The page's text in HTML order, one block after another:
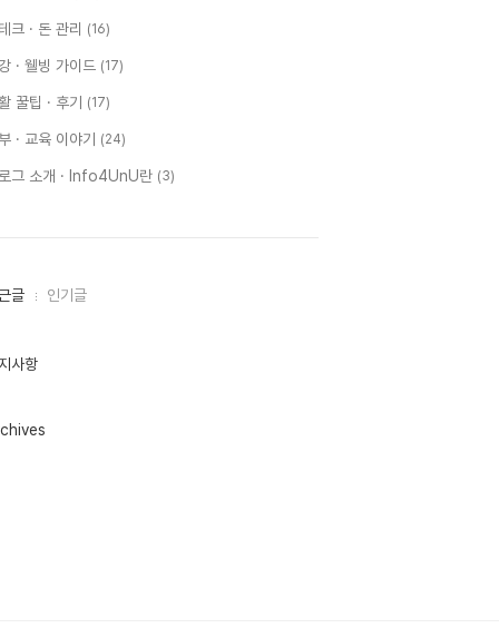
크 · 돈 관리 (16)
· 웰빙 가이드 (17)
꿀팁 · 후기 (17)
· 교육 이야기 (24)
그 소개 · Info4UnU란 (3)
글 인기글
사항